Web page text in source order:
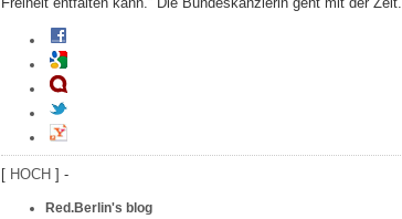
[ HOCH ] -
Red.Berlin's blog